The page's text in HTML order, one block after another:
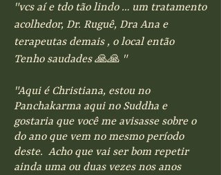
"vcs aí e tdo tão lindo … um tratamento
acolhedor, Dr. Ruguê, Dra Ana e
terapeutas demais , o local então
Tenho saudades 🙏🙏 "
"Aqui é Christiana, estou no
Panchakarma aqui no Suddha e
gostaria que você me avisasse sobre o
do ano que vem no mesmo período
deste. Acho que vai ser bom repetir
ainda uma ou duas vezes nos anos